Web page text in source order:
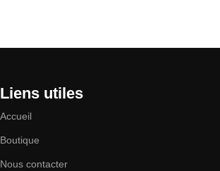
Liens utiles
Accueil
Boutique
Nous contacter